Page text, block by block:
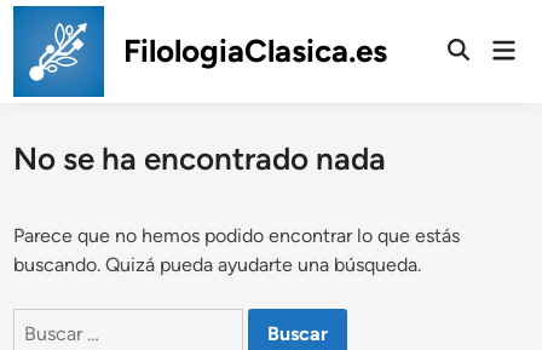
Saltar
contenido
FilologiaClasica.es
No se ha encontrado nada
Parece que no hemos podido encontrar lo que estás
buscando. Quizá pueda ayudarte una búsqueda.
Buscar: